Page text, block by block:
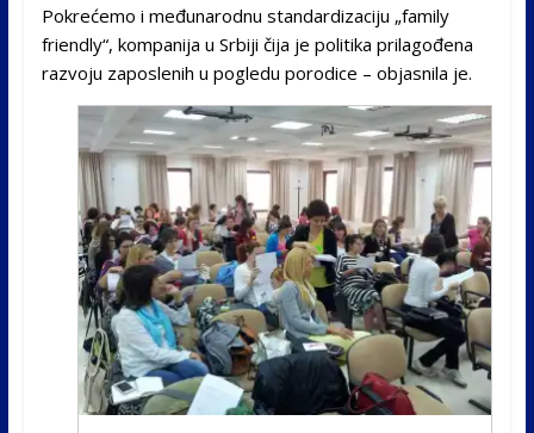
Pokrećemo i međunarodnu standardizaciju „family
friendly“, kompanija u Srbiji čija je politika prilagođena
razvoju zaposlenih u pogledu porodice – objasnila je.